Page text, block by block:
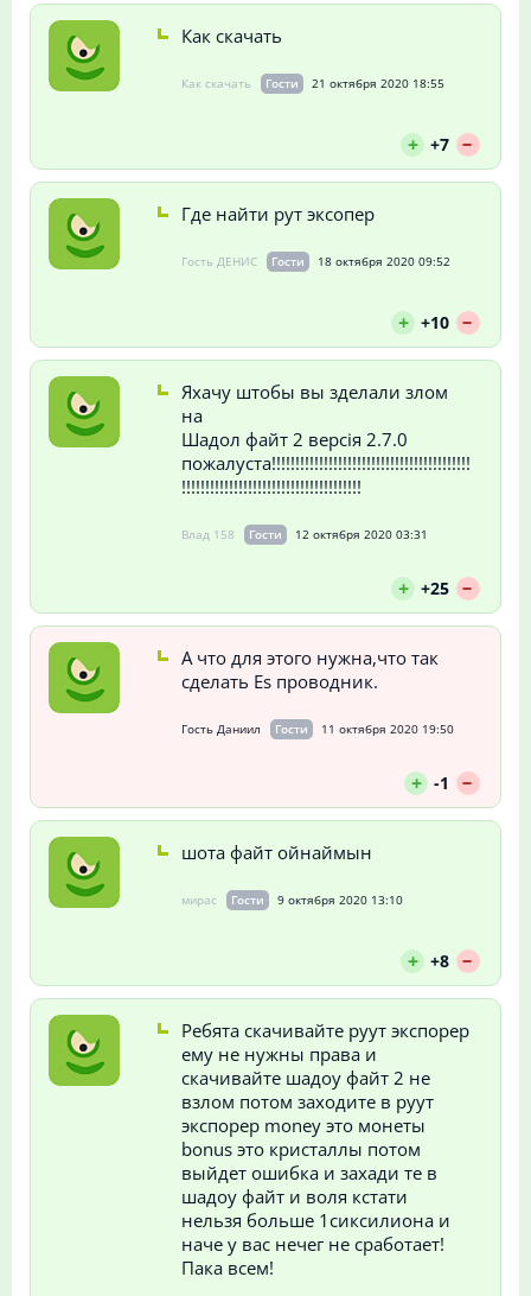
Как скачать
Как скачать Гости 21 октября 2020 18:55
+ +7 --
Где найти рут эксопер
Гость ДЕНИС Гости 18 октября 2020 09:52
+ +10 --
Яхачу штобы вы зделали злом
на
Шадол файт 2 версія 2.7.0
пожалуста!!!!!!!!!!!!!!!!!!!!!!!!!!!!!!!!!!!!!!!!!!
!!!!!!!!!!!!!!!!!!!!!!!!!!!!!!!!!!!!!!
Влад 158 Гости 12 октября 2020 03:31
+ +25 --
А что для этого нужна,что так
сделать Es проводник.
Гость Даниил Гости 11 октября 2020 19:50
+ -1 --
шота файт ойнаймын
мирас Гости 9 октября 2020 13:10
+ +8 --
Ребята скачивайте руут экспорер
ему не нужны права и
скачивайте шадоу файт 2 не
взлом потом заходите в руут
экспорер money это монеты
bonus это кристаллы потом
выйдет ошибка и захади те в
шадоу файт и воля кстати
нельзя больше 1сиксилиона и
наче у вас нечег не сработает!
Пака всем!